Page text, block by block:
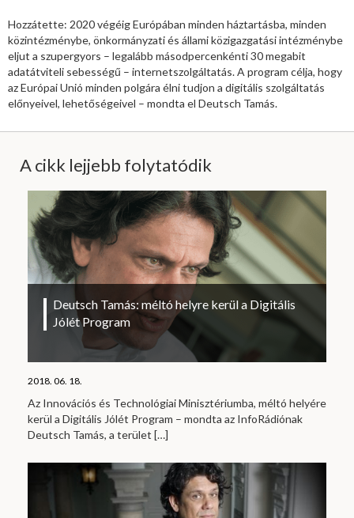
Hozzátette: 2020 végéig Európában minden háztartásba, minden
közintézménybe, önkormányzati és állami közigazgatási intézménybe
eljut a szupergyors – legalább másodpercenkénti 30 megabit
adatátviteli sebességű – internetszolgáltatás. A program célja, hogy
az Európai Unió minden polgára élni tudjon a digitális szolgáltatás
előnyeivel, lehetőségeivel – mondta el Deutsch Tamás.
A cikk lejjebb folytatódik
Deutsch Tamás: méltó helyre kerül a Digitális
Jólét Program
2018. 06. 18.
Az Innovációs és Technológiai Minisztériumba, méltó helyére
kerül a Digitális Jólét Program – mondta az InfoRádiónak
Deutsch Tamás, a terület […]